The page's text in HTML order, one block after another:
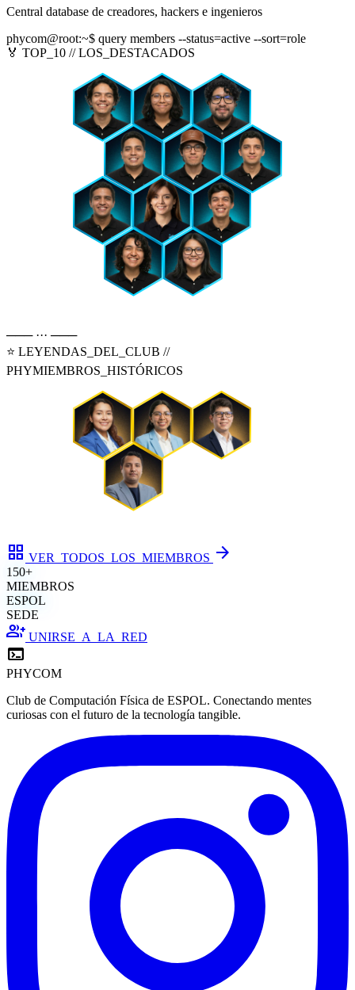
Central database de creadores, hackers e ingenieros
phycom@root:~$ query members --status=active --sort=role
🏅 TOP_10 // LOS_DESTACADOS
─── ··· ───
⭐ LEYENDAS_DEL_CLUB //
PHYMIEMBROS_HISTÓRICOS
grid_view VER_TODOS_LOS_MIEMBROS arrow_forward
150+
MIEMBROS
ESPOL
SEDE
group_add UNIRSE_A_LA_RED
terminal
PHYCOM
Club de Computación Física de ESPOL. Conectando mentes
curiosas con el futuro de la tecnología tangible.